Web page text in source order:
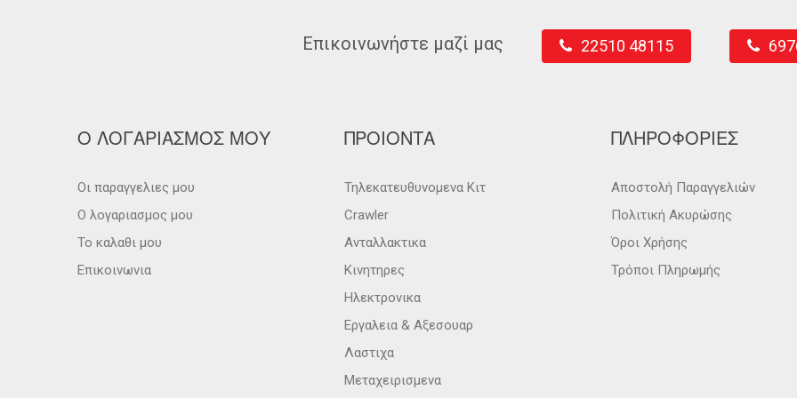
Επικοινωνήστε μαζί μας 22510 48115
Ο ΛΟΓΑΡΙΑΣΜΟΣ ΜΟΥ
Οι παραγγελιες μου
Ο λογαριασμος μου
Το καλαθι μου
Επικοινωνια
ΠΡΟΙΟΝΤΑ
Τηλεκατευθυνομενα Κιτ
Crawler
Ανταλλακτικα
Κινητηρες
Ηλεκτρονικα
Εργαλεια & Αξεσουαρ
Λαστιχα
Μεταχειρισμενα
ΠΛΗΡΟΦΟΡΙΕΣ
Αποστολή Παραγγελιών
Πολιτική Ακυρώσης
Όροι Χρήσης
Τρόποι Πληρωμής